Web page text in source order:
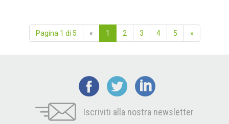
Pagina 1 di 5 « 1 2 3 4 5 »
Iscriviti alla nostra newsletter